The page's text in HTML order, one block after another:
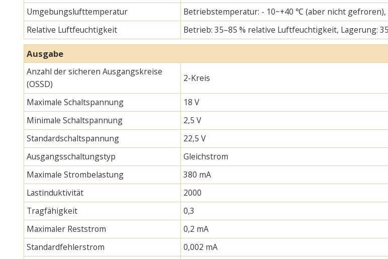
Umgebungslufttemperatur
Betriebstemperatur: - 10~+40 ℃ (aber nicht
Relative Luftfeuchtigkeit
Betrieb: 35–85 % relative Luftfeuchtigkeit, Lagerung:
Ausgabe
Anzahl der sicheren Ausgangskreise
(OSSD)
2-Kreis
Maximale Schaltspannung
18 V
Minimale Schaltspannung
2,5 V
Standardschaltspannung
22,5 V
Ausgangsschaltungstyp
Gleichstrom
Maximale Strombelastung
380 mA
Lastinduktivität
2000
Tragfähigkeit
0,3
Maximaler Reststrom
0,2 mA
Standardfehlerstrom
0,002 mA